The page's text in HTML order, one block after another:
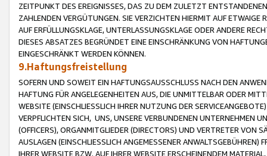
ZEITPUNKT DES EREIGNISSES, DAS ZU DEM ZULETZT
ZAHLENDEN VERGÜTUNGEN. SIE VERZICHTEN HIERMIT AUF
AUF ERFÜLLUNGSKLAGE, UNTERLASSUNGSKLAGE ODER ANDERE
DIESES ABSATZES BEGRÜNDET EINE EINSCHRÄNKUNG VON
EINGESCHRÄNKT WERDEN KÖNNEN.
9.Haftungsfreistellung
SOFERN UND SOWEIT EIN HAFTUNGSAUSSCHLUSS NACH DEN
HAFTUNG FÜR ANGELEGENHEITEN AUS, DIE UNMITTELBAR ODER
WEBSITE (EINSCHLIESSLICH IHRER NUTZUNG DER
VERPFLICHTEN SICH, UNS, UNSERE VERBUNDENEN UNTERNEHMEN
(OFFICERS), ORGANMITGLIEDER (DIRECTORS) UND VERTRETER VON
AUSLAGEN (EINSCHLIESSLICH ANGEMESSENER
IHRER WEBSITE BZW. AUF IHRER WEBSITE ERSCHEINENDEM